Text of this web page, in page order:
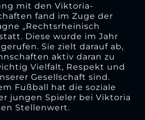
mit den Viktoria-
fand im Zuge der
„Rechtsrheinisch
Diese wurde im Jahr
Sie zielt darauf ab,
aktiv daran zu
Vielfalt, Respekt und
Gesellschaft sind.
Fußball hat die soziale
jungen Spieler bei Viktoria
Stellenwert.